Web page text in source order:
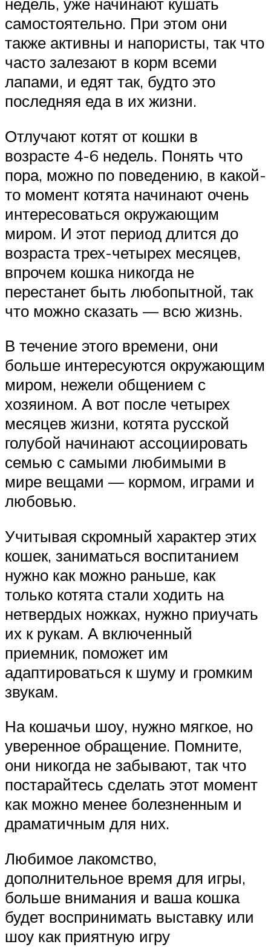
самостоятельно. При этом они
также активны и напористы, так что
часто залезают в корм всеми
лапами, и едят так, будто это
последняя еда в их жизни.
Отлучают котят от кошки в
возрасте 4-6 недель. Понять что
пора, можно по поведению, в какой-
то момент котята начинают очень
интересоваться окружающим
миром. И этот период длится до
возраста трех-четырех месяцев,
впрочем кошка никогда не
перестанет быть любопытной, так
что можно сказать — всю жизнь.
В течение этого времени, они
больше интересуются окружающим
миром, нежели общением с
хозяином. А вот после четырех
месяцев жизни, котята русской
голубой начинают ассоциировать
семью с самыми любимыми в
мире вещами — кормом, играми и
любовью.
Учитывая скромный характер этих
кошек, заниматься воспитанием
нужно как можно раньше, как
только котята стали ходить на
нетвердых ножках, нужно приучать
их к рукам. А включенный
приемник, поможет им
адаптироваться к шуму и громким
звукам.
На кошачьи шоу, нужно мягкое, но
уверенное обращение. Помните,
они никогда не забывают, так что
постарайтесь сделать этот момент
как можно менее болезненным и
драматичным для них.
Любимое лакомство,
дополнительное время для игры,
больше внимания и ваша кошка
будет воспринимать выставку или
шоу как приятную игру